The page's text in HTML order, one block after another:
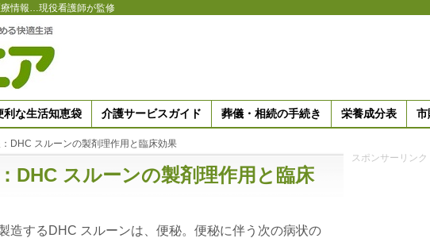
情報…現役看護師が監修
利な生活知恵袋 介護サービスガイド 葬儀・相続の手続き 栄養成分表 市
DHC スルーンの製剤理作用と臨床効果
DHC スルーンの製剤理作用と臨床
造するDHC スルーンは、便秘。便秘に伴う次の病状の
スポンサーリンク